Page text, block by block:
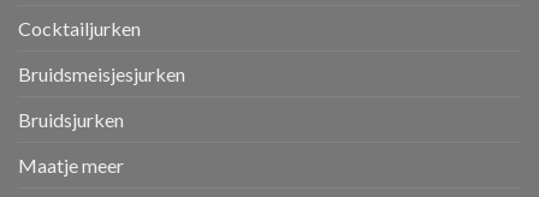
Cocktailjurken
Bruidsmeisjesjurken
Bruidsjurken
Maatje meer